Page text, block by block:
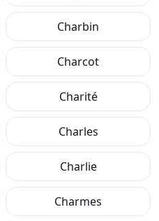
Charbin
Charcot
Charité
Charles
Charlie
Charmes